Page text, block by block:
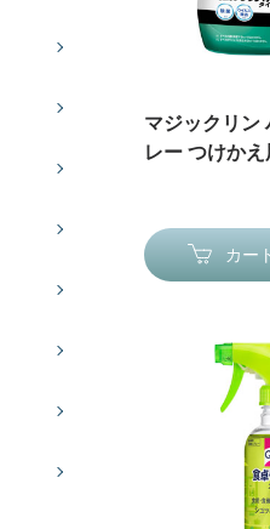
マジックリン
レー つけか
カー